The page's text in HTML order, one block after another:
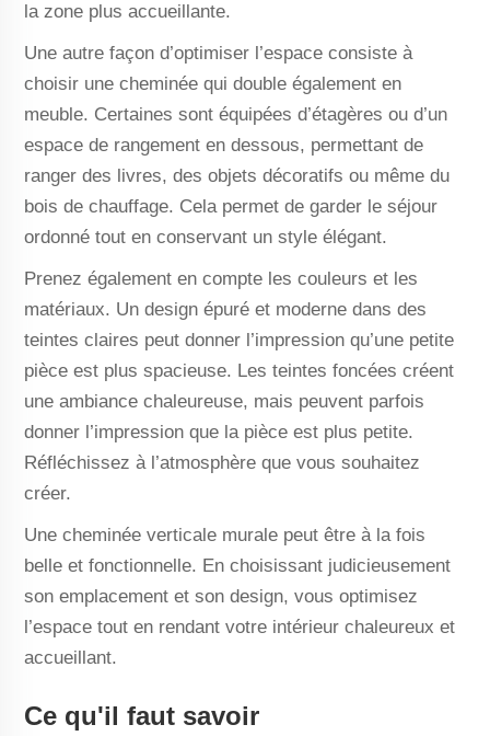
la zone plus accueillante.
Une autre façon d’optimiser l’espace consiste à
choisir une cheminée qui double également en
meuble. Certaines sont équipées d’étagères ou d’un
espace de rangement en dessous, permettant de
ranger des livres, des objets décoratifs ou même du
bois de chauffage. Cela permet de garder le séjour
ordonné tout en conservant un style élégant.
Prenez également en compte les couleurs et les
matériaux. Un design épuré et moderne dans des
teintes claires peut donner l’impression qu’une petite
pièce est plus spacieuse. Les teintes foncées créent
une ambiance chaleureuse, mais peuvent parfois
donner l’impression que la pièce est plus petite.
Réfléchissez à l’atmosphère que vous souhaitez
créer.
Une cheminée verticale murale peut être à la fois
belle et fonctionnelle. En choisissant judicieusement
son emplacement et son design, vous optimisez
l’espace tout en rendant votre intérieur chaleureux et
accueillant.
Ce qu'il faut savoir